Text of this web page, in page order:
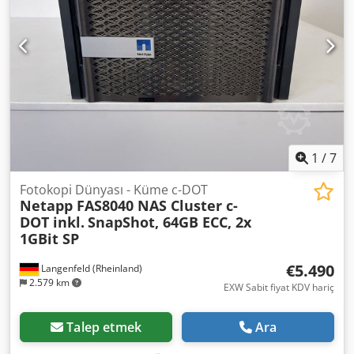
tamamen işlevsel ve kullanıma hazırdır. Satın alma fiyatı
nettir. Uygun bir fatura alacaksınız. Yabancı müşteriler için
de net fatura düzenlenebilir. Ön koşul geçerli bir Ust.
Girinti. No. Önceki satışa tabidir. Web sitemizi ziyaret edin
ve diğer tekliflerimize göz atın. Şirket adları ve ticari
markalar sahiplerinin mülkiyetindedir ve yalnızca ürünleri
tanımlamak ve açıklamak için kullanılır. Teknik verilerden
1 /7
Langenfeld (Rheinland)
2.579 km
Fotokopi Dünyası - Küme c-DOT
Netapp FAS8040 NAS Cluster c-
DOT inkl. SnapShot, 64GB ECC, 2x
1GBit SP
€5.490
EXW Sabit fiyat KDV hariç
Talep etmek Ara